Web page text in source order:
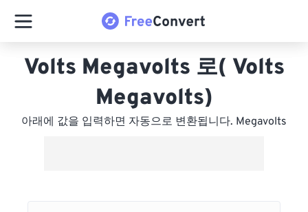
Volts Megavolts 로( Volts
Megavolts)
아래에 값을 입력하면 자동으로 변환됩니다. Megavolts